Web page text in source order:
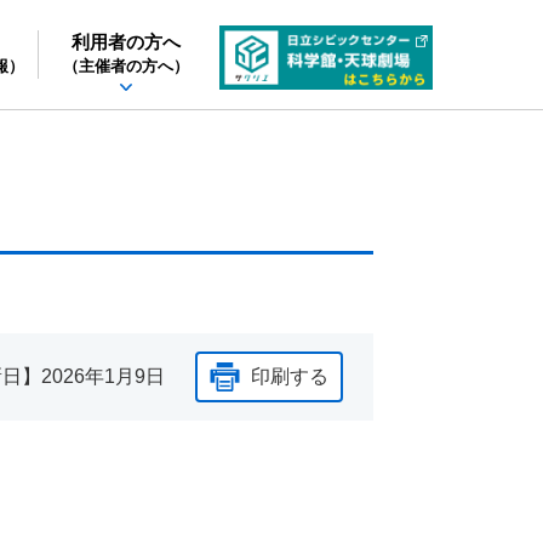
利用者の方へ
（主催者の方へ）
】 2026年1月9日 印刷する